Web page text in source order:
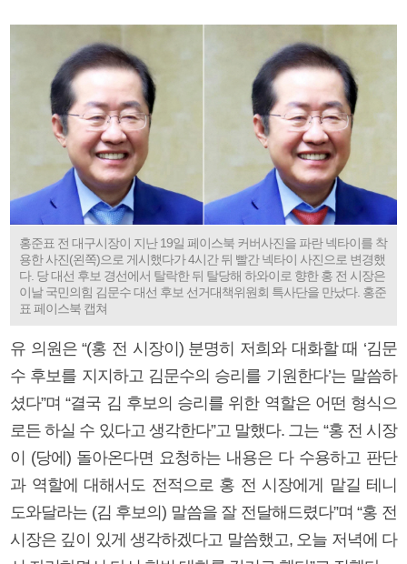
홍준표 전 대구시장이 지난 19일 페이스북 커버사진을 파란 넥타이를 착
용한 사진(왼쪽)으로 게시했다가 4시간 뒤 빨간 넥타이 사진으로 변경했
다. 당 대선 후보 경선에서 탈락한 뒤 탈당해 하와이로 향한 홍 전 시장은
이날 국민의힘 김문수 대선 후보 선거대책위원회 특사단을 만났다. 홍준
표 페이스북 캡쳐
유 의원은 “(홍 전 시장이) 분명히 저희와 대화할 때 ‘김문
수 후보를 지지하고 김문수의 승리를 기원한다’는 말씀하
셨다”며 “결국 김 후보의 승리를 위한 역할은 어떤 형식으
로든 하실 수 있다고 생각한다”고 말했다. 그는 “홍 전 시장
이 (당에) 돌아온다면 요청하는 내용은 다 수용하고 판단
과 역할에 대해서도 전적으로 홍 전 시장에게 맡길 테니
도와달라는 (김 후보의) 말씀을 잘 전달해드렸다”며 “홍 전
시장은 깊이 있게 생각하겠다고 말씀했고, 오늘 저녁에 다